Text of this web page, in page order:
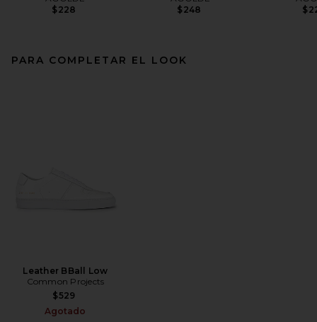
$228
$248
PARA COMPLETAR EL LOOK
Leather BBall Low
Common Projects
$529
Agotado